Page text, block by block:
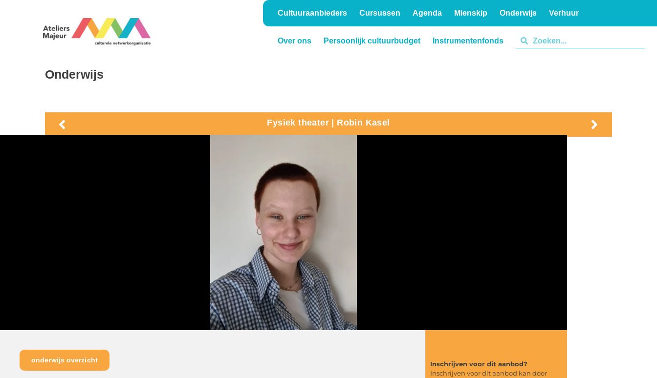
Cultuuraanbieders Cursussen Agenda Mienskip Onderwijs Verhuur
Over ons Persoonlijk cultuurbudget
Instrumentenfonds
Onderwijs
Fysiek theater | Robin Kasel
onderwijs overzicht
Inschrijven voor dit aanbod?
Inschrijven voor dit aanbod kan door